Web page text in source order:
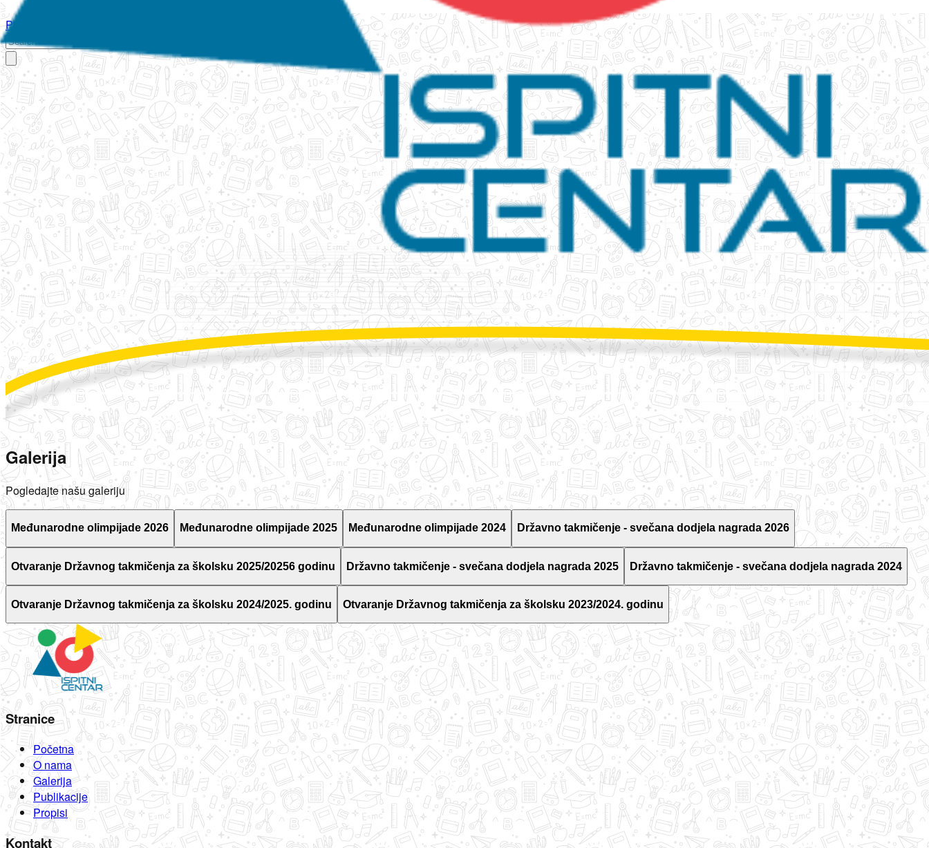
Početna
Galerija
Pogledajte našu galeriju
Međunarodne olimpijade 2026 Međunarodne olimpijade 2025 Međunarodne olimpijade 2024 Državno takmičenje - svečana dodjela nagrada 2026
Otvaranje Državnog takmičenja za školsku 2025/20256 godinu Državno takmičenje - svečana dodjela nagrada 2025 Državno takmičenje - svečana dodjela nagrada 2024
Otvaranje Državnog takmičenja za školsku 2024/2025. godinu Otvaranje Državnog takmičenja za školsku 2023/2024. godinu
Stranice
Početna
O nama
Galerija
Publikacije
Propisi
Kontakt